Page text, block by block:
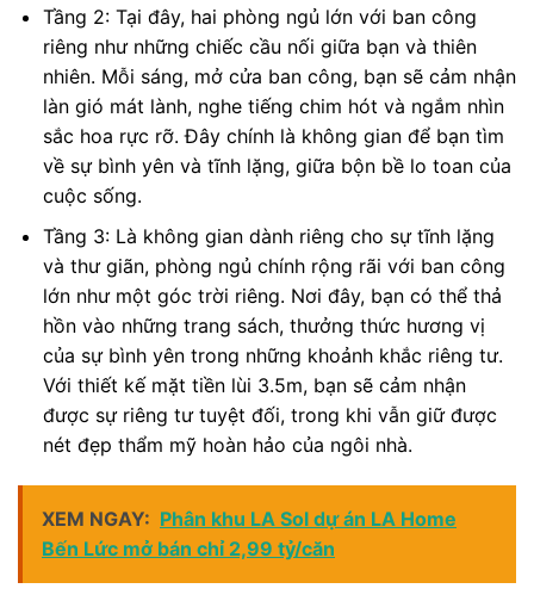
Tầng 2: Tại đây, hai phòng ngủ lớn với ban công
riêng như những chiếc cầu nối giữa bạn và thiên
nhiên. Mỗi sáng, mở cửa ban công, bạn sẽ cảm nhận
làn gió mát lành, nghe tiếng chim hót và ngắm nhìn
sắc hoa rực rỡ. Đây chính là không gian để bạn tìm
về sự bình yên và tĩnh lặng, giữa bộn bề lo toan của
cuộc sống.
Tầng 3: Là không gian dành riêng cho sự tĩnh lặng
và thư giãn, phòng ngủ chính rộng rãi với ban công
lớn như một góc trời riêng. Nơi đây, bạn có thể thả
hồn vào những trang sách, thưởng thức hương vị
của sự bình yên trong những khoảnh khắc riêng tư.
Với thiết kế mặt tiền lùi 3.5m, bạn sẽ cảm nhận
được sự riêng tư tuyệt đối, trong khi vẫn giữ được
nét đẹp thẩm mỹ hoàn hảo của ngôi nhà.
XEM NGAY: Phân khu LA Sol dự án LA Home
Bến Lức mở bán chỉ 2,99 tỷ/căn